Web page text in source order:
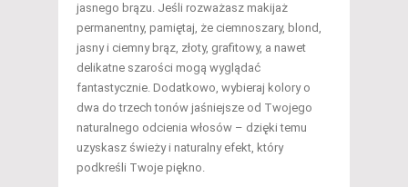
jasnego brązu. Jeśli rozważasz makijaż
permanentny, pamiętaj, że ciemnoszary, blond,
jasny i ciemny brąz, złoty, grafitowy, a nawet
delikatne szarości mogą wyglądać
fantastycznie. Dodatkowo, wybieraj kolory o
dwa do trzech tonów jaśniejsze od Twojego
naturalnego odcienia włosów – dzięki temu
uzyskasz świeży i naturalny efekt, który
podkreśli Twoje piękno.